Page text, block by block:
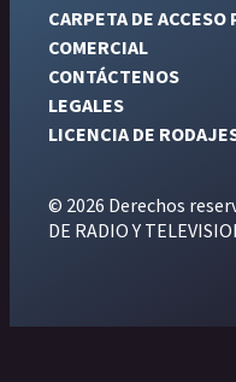
CARPETA DE ACCESO
COMERCIAL
CONTÁCTENOS
LEGALES
LICENCIA DE
© 2026 Derechos
DE RADIO Y